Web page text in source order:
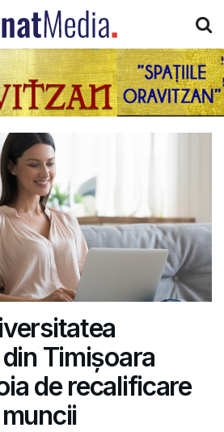
Timișoara
de recalificare